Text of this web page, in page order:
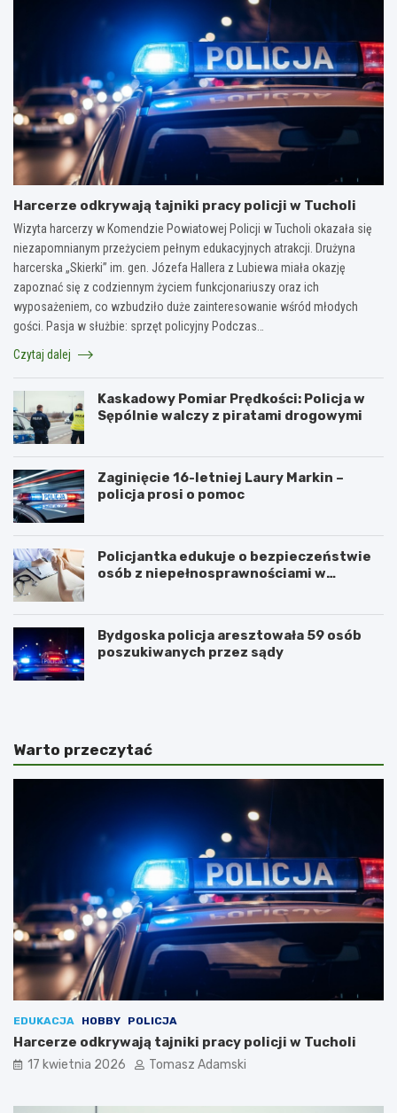
Harcerze odkrywają tajniki pracy policji w Tucholi
Wizyta harcerzy w Komendzie Powiatowej Policji w Tucholi okazała się
niezapomnianym przeżyciem pełnym edukacyjnych atrakcji. Drużyna
harcerska „Skierki” im. gen. Józefa Hallera z Lubiewa miała okazję
zapoznać się z codziennym życiem funkcjonariuszy oraz ich
wyposażeniem, co wzbudziło duże zainteresowanie wśród młodych
gości. Pasja w służbie: sprzęt policyjny Podczas…
Czytaj dalej
Kaskadowy Pomiar Prędkości: Policja w
Sępólnie walczy z piratami drogowymi
Zaginięcie 16-letniej Laury Markin –
policja prosi o pomoc
Policjantka edukuje o bezpieczeństwie
osób z niepełnosprawnościami w
Bydgoska policja aresztowała 59 osób
poszukiwanych przez sądy
Warto przeczytać
EDUKACJA HOBBY POLICJA
Harcerze odkrywają tajniki pracy policji w Tucholi
17 kwietnia 2026 Tomasz Adamski